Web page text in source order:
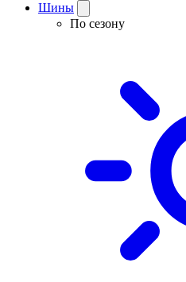
Шины
По сезону